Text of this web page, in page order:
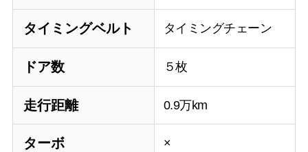
タイミングベルト タイミングチェーン
ドア数 ５枚
走行距離 0.9万km
ターボ ×